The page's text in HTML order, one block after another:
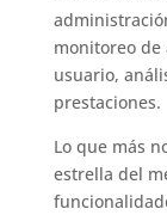
monitoreo de
usuario,
prestaciones.
Lo que más
estrella del